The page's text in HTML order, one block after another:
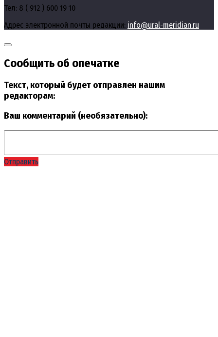
Тел: 8 ( 912 ) 600 19 10
Адрес электронной почты редакции: info@ural-meridian.ru
Сообщить об опечатке
Текст, который будет отправлен нашим
редакторам:
Ваш комментарий (необязательно):
Отправить